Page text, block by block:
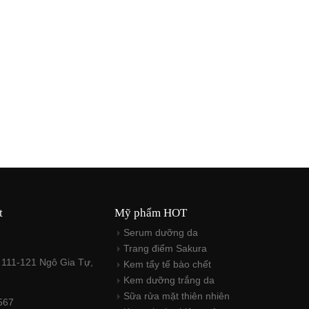
121 Ngô Gia Tự,
Mỹ phẩm HOT
Serum dưỡng da
Trang điểm Sakura
Kem tẩy tế bào chết
Kem dưỡng trắng da
Sữa rửa mặt thiên nhiên